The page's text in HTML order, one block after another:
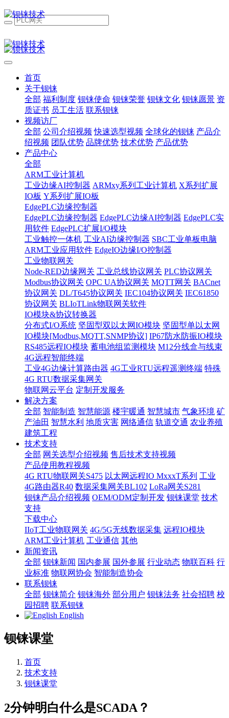
首页
关于钡铼
全部 福利制度 钡铼使命 钡铼荣誉 钡铼文化 钡铼愿景 资
质证书 员工生活 联系钡铼
视频访厂
全部 公司介绍视频 快速选型视频 全球化的钡铼 产品介
绍视频 团队优势 品牌优势 技术优势 产品优势
产品中心
全部
ARM工业计算机
工业边缘AI控制器 ARMxy系列工业计算机 X系列扩展
IO板 Y系列扩展IO板
EdgePLC边缘控制器
EdgePLC边缘控制器 EdgePLC边缘AI控制器 EdgePLC实
用软件 EdgePLC扩展I/O模块
工业触控一体机 工业AI边缘控制器 SBC工业单板电脑
ARM工业应用软件 EdgeIO边缘I/O控制器
工业物联网关
Node-RED边缘网关 工业总线协议网关 PLC协议网关
Modbus协议网关 OPC UA协议网关 MQTT网关 BACnet
协议网关 DL/T645协议网关 IEC104协议网关 IEC61850
协议网关 BLIoTLink物联网关软件
IO模块&协议转换器
分布式I/O系统 坚固型双以太网IO模块 坚固型单以太网
IO模块[Modbus,MQTT,SNMP协议] IP67防水防振IO模块
RS485远程IO模块 蓄电池组监测模块 M12分线盒与线束
4G远程智能终端
工业4G边缘计算路由器 4G工业RTU远程遥测终端 特殊
4G RTU数据采集网关
物联网云平台 定制开发服务
解决方案
全部 智能制造 智慧能源 楼宇暖通 智慧城市 气象环境 矿
产油田 智慧水利 地质灾害 网络通信 轨道交通 农业养殖
建筑工程
技术支持
全部 网关选型介绍视频 售后技术支持视频
产品使用教程视频
4G RTU物联网关S475 以太网远程IO MxxxT系列 工业
4G路由器R40 数据采集网关BL102 LoRa网关S281
钡铼产品介绍视频 OEM/ODM定制开发 钡铼课堂 技术
支持
下载中心
IIoT工业物联网关 4G/5G无线数据采集 远程IO模块
ARM工业计算机 工业通信 其他
新闻资讯
全部 钡铼新闻 国内参展 国外参展 行业动态 物联百科 行
业标准 物联网协会 智能制造协会
联系钡铼
全部 钡铼简介 钡铼海外 部分用户 钡铼法务 社会招聘 校
园招聘 联系钡铼
English
钡铼课堂
首页
技术支持
钡铼课堂
2分钟明白什么是SCADA？